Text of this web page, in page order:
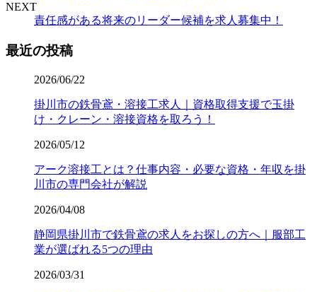
NEXT
責任感がある将来のリーダー候補を求人募集中！
最近の投稿
2026/06/22
掛川市の鉄骨鳶・溶接工求人｜資格取得支援で玉掛
け・クレーン・溶接資格を取ろう！
2026/05/12
アーク溶接工とは？仕事内容・必要な資格・年収を掛
川市の専門会社が解説
2026/04/08
静岡県掛川市で鉄骨鳶の求人をお探しの方へ｜服部工
業が選ばれる5つの理由
2026/03/31